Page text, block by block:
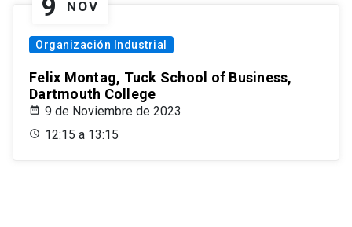
9 NOV
Organización Industrial
Felix Montag, Tuck School of Business,
Dartmouth College
9 de Noviembre de 2023
12:15 a 13:15